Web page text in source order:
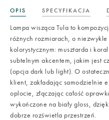
OPIS SPECYFIKACJA
Lampa wisząca Tula to
różnych rozmiarach, o
kolorystycznym: musztarda i
subtelnym akcentem, jakim jest
(opcja dark lub light). O
klient, zakładając samodzielnie
oplocie, złączając całość
wykończone na biały gloss,
dobrze rozświetla przestrzeń.